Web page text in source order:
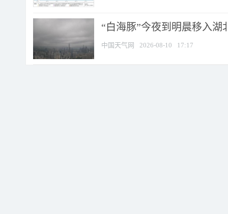
“白海豚”今夜到明晨移入湖
中国天气网 2026-08-10 17:17